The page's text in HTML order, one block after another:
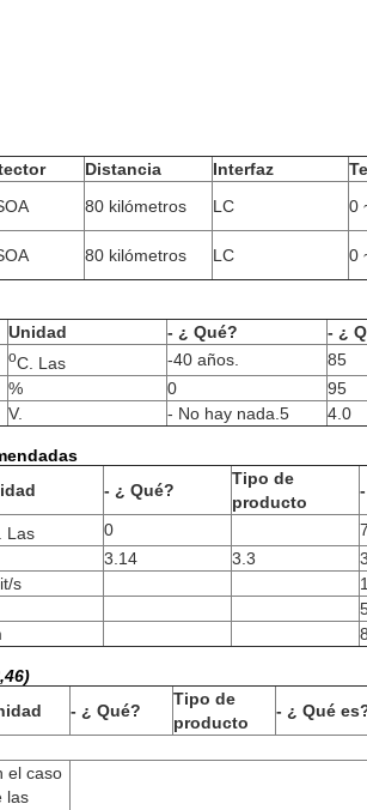
Distancia Interfaz
80 kilómetros LC
0
80 kilómetros LC 0
Unidad - ¿ Qué?
- ¿
oC. Las -40 años.
85
% 0
95
V. - No hay nada.5 4.0
- ¿ Qué?
Tipo de
producto
Las 0
3.14 3.3
s
- ¿ Qué?
Tipo de
producto
- ¿ Qué
el caso
las